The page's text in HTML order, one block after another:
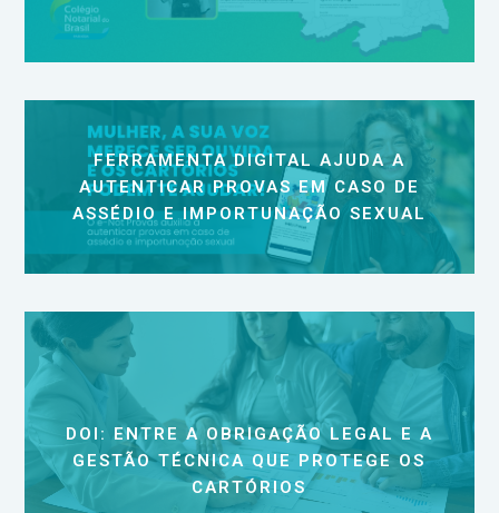
FERRAMENTA DIGITAL AJUDA A
AUTENTICAR PROVAS EM CASO DE
ASSÉDIO E IMPORTUNAÇÃO SEXUAL
DOI: ENTRE A OBRIGAÇÃO LEGAL E A
GESTÃO TÉCNICA QUE PROTEGE OS
CARTÓRIOS